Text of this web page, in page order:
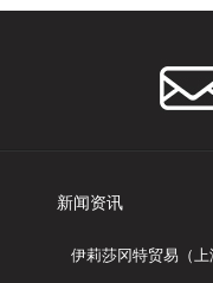
新闻资讯
伊莉莎冈特贸易（